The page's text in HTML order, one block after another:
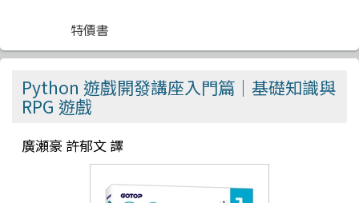
特價書
Python 遊戲開發講座入門篇｜基礎知識與
RPG 遊戲
廣瀬豪 許郁文 譯